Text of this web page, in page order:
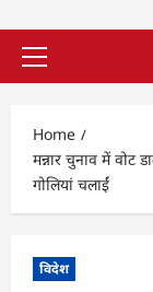
Primary
Home
मन्नार चुनाव में
गोलियां चलाईं
विदेश